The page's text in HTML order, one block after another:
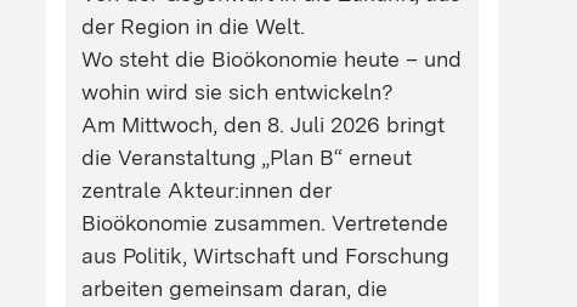
der Region in die Welt.
Wo steht die Bioökonomie heute – und
wohin wird sie sich entwickeln?
Am Mittwoch, den 8. Juli 2026 bringt
die Veranstaltung „Plan B“ erneut
zentrale Akteur:innen der
Bioökonomie zusammen. Vertretende
aus Politik, Wirtschaft und Forschung
arbeiten gemeinsam daran, die